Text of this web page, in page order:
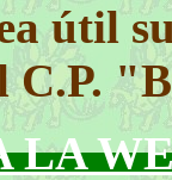
útil
C.P.
LA